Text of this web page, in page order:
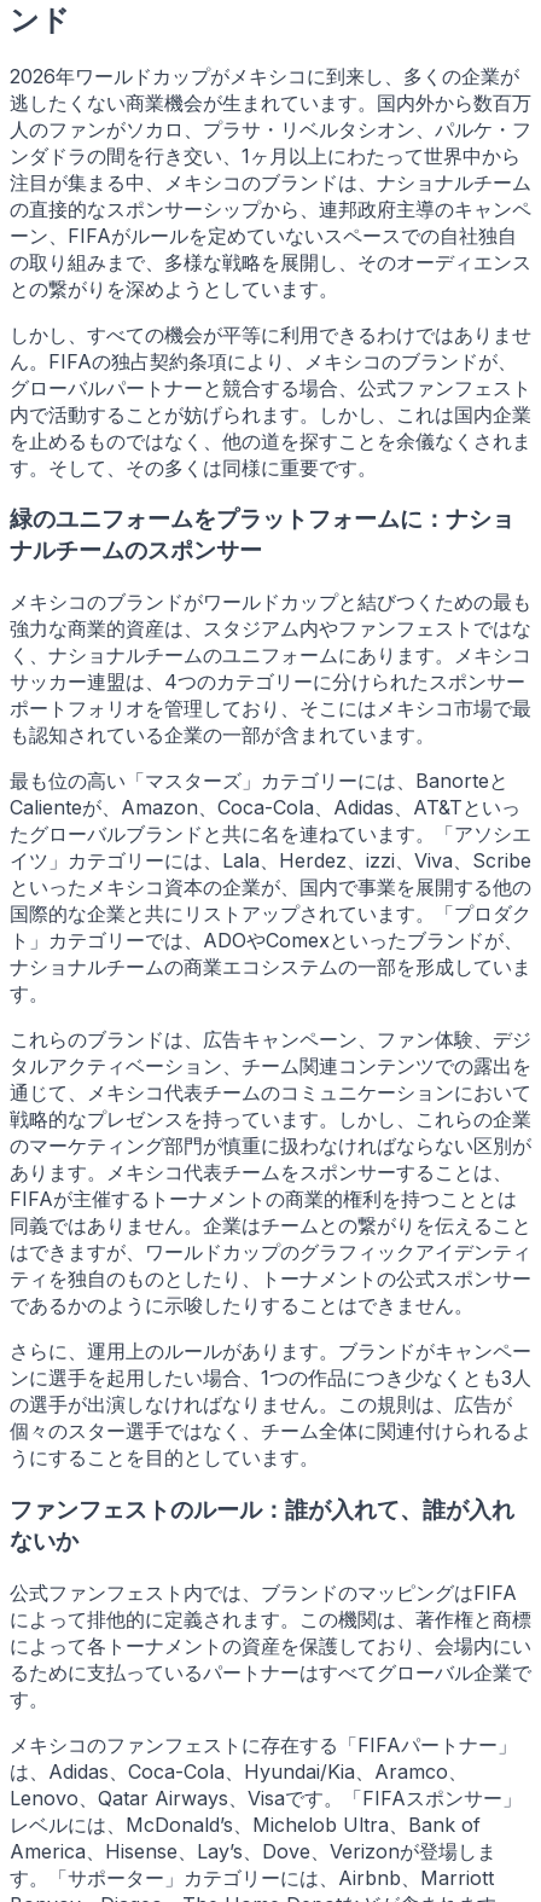
ンド
2026年ワールドカップがメキシコに到来し、多くの企業が
逃したくない商業機会が生まれています。国内外から数百万
人のファンがソカロ、プラサ・リベルタシオン、パルケ・フ
ンダドラの間を行き交い、1ヶ月以上にわたって世界中から
注目が集まる中、メキシコのブランドは、ナショナルチーム
の直接的なスポンサーシップから、連邦政府主導のキャンペ
ーン、FIFAがルールを定めていないスペースでの自社独自
の取り組みまで、多様な戦略を展開し、そのオーディエンス
との繋がりを深めようとしています。
しかし、すべての機会が平等に利用できるわけではありませ
ん。FIFAの独占契約条項により、メキシコのブランドが、
グローバルパートナーと競合する場合、公式ファンフェスト
内で活動することが妨げられます。しかし、これは国内企業
を止めるものではなく、他の道を探すことを余儀なくされま
す。そして、その多くは同様に重要です。
緑のユニフォームをプラットフォームに：ナショ
ナルチームのスポンサー
メキシコのブランドがワールドカップと結びつくための最も
強力な商業的資産は、スタジアム内やファンフェストではな
く、ナショナルチームのユニフォームにあります。メキシコ
サッカー連盟は、4つのカテゴリーに分けられたスポンサー
ポートフォリオを管理しており、そこにはメキシコ市場で最
も認知されている企業の一部が含まれています。
最も位の高い「マスターズ」カテゴリーには、Banorteと
Calienteが、Amazon、Coca-Cola、Adidas、AT&Tといっ
たグローバルブランドと共に名を連ねています。「アソシエ
イツ」カテゴリーには、Lala、Herdez、izzi、Viva、Scribe
といったメキシコ資本の企業が、国内で事業を展開する他の
国際的な企業と共にリストアップされています。「プロダク
ト」カテゴリーでは、ADOやComexといったブランドが、
ナショナルチームの商業エコシステムの一部を形成していま
す。
これらのブランドは、広告キャンペーン、ファン体験、デジ
タルアクティベーション、チーム関連コンテンツでの露出を
通じて、メキシコ代表チームのコミュニケーションにおいて
戦略的なプレゼンスを持っています。しかし、これらの企業
のマーケティング部門が慎重に扱わなければならない区別が
あります。メキシコ代表チームをスポンサーすることは、
FIFAが主催するトーナメントの商業的権利を持つこととは
同義ではありません。企業はチームとの繋がりを伝えること
はできますが、ワールドカップのグラフィックアイデンティ
ティを独自のものとしたり、トーナメントの公式スポンサー
であるかのように示唆したりすることはできません。
さらに、運用上のルールがあります。ブランドがキャンペー
ンに選手を起用したい場合、1つの作品につき少なくとも3人
の選手が出演しなければなりません。この規則は、広告が
個々のスター選手ではなく、チーム全体に関連付けられるよ
うにすることを目的としています。
ファンフェストのルール：誰が入れて、誰が入れ
ないか
公式ファンフェスト内では、ブランドのマッピングはFIFA
によって排他的に定義されます。この機関は、著作権と商標
によって各トーナメントの資産を保護しており、会場内にい
るために支払っているパートナーはすべてグローバル企業で
す。
メキシコのファンフェストに存在する「FIFAパートナー」
は、Adidas、Coca-Cola、Hyundai/Kia、Aramco、
Lenovo、Qatar Airways、Visaです。「FIFAスポンサー」
レベルには、McDonald’s、Michelob Ultra、Bank of
America、Hisense、Lay’s、Dove、Verizonが登場しま
す。「サポーター」カテゴリーには、Airbnb、Marriott